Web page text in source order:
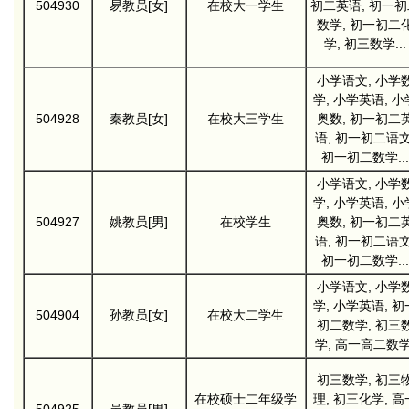
504930 易教员[女] 在校大一学生
初二英语, 初一
数学, 初一初二
学, 初三数学...
504928 秦教员[女] 在校大三学生
小学语文, 小学
学, 小学英语, 小
奥数, 初一初二
语, 初一初二语
初一初二数学...
504927 姚教员[男] 在校学生
小学语文, 小学
学, 小学英语, 小
奥数, 初一初二
语, 初一初二语
初一初二数学...
504904 孙教员[女] 在校大二学生
小学语文, 小学
学, 小学英语, 初
初二数学, 初三
学, 高一高二数
在校硕士二年级学
初三数学, 初三
理, 初三化学, 高